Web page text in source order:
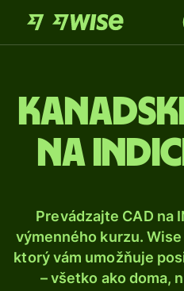
na
Prevádzajte CAD na
výmenného kurzu.
ktorý vám umožňuje
– všetko ako doma,